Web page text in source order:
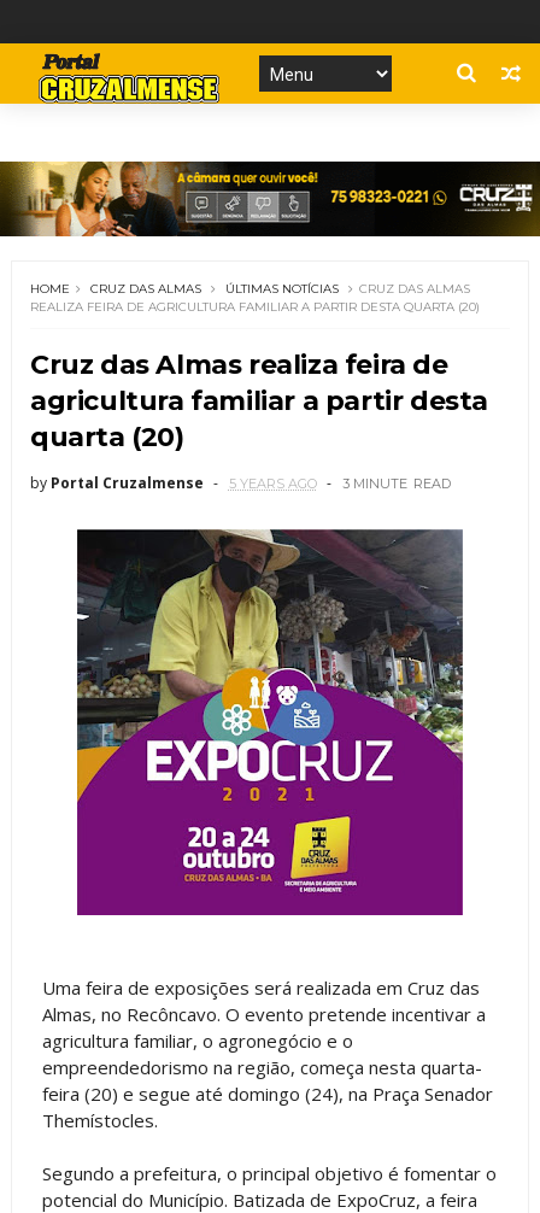
HOME CRUZ DAS ALMAS ÚLTIMAS NOTÍCIAS
CRUZ DAS ALMAS
REALIZA FEIRA DE AGRICULTURA FAMILIAR A PARTIR DESTA QUARTA (20)
Cruz das Almas realiza feira de
agricultura familiar a partir desta
quarta (20)
by Portal Cruzalmense 5 YEARS AGO 3 MINUTE READ
Uma feira de exposições será realizada em Cruz das
Almas, no Recôncavo. O evento pretende incentivar a
agricultura familiar, o agronegócio e o
empreendedorismo na região, começa nesta quarta-
feira (20) e segue até domingo (24), na Praça Senador
Themístocles.
Segundo a prefeitura, o principal objetivo é fomentar o
potencial do Município. Batizada de ExpoCruz, a feira